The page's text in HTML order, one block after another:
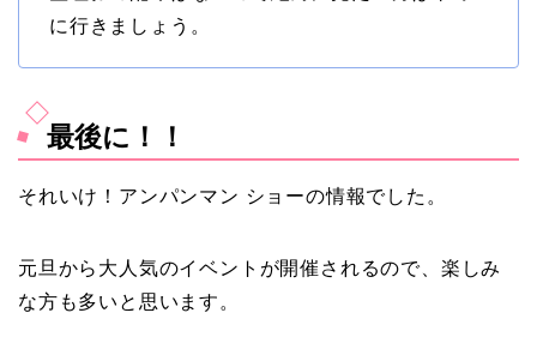
に行きましょう。
最後に！！
それいけ！アンパンマン ショーの情報でした。
元旦から大人気のイベントが開催されるので、楽しみ
な方も多いと思います。